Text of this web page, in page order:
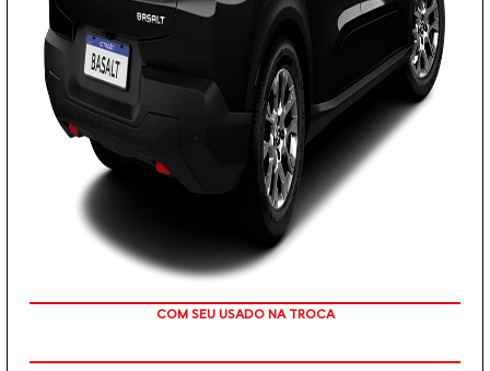
COM SEU USADO NA TROCA